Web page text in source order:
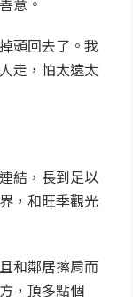
頭回去了。我
走，怕太遠太
結，長到足以
，和旺季觀光
和鄰居擦肩而
，頂多點個